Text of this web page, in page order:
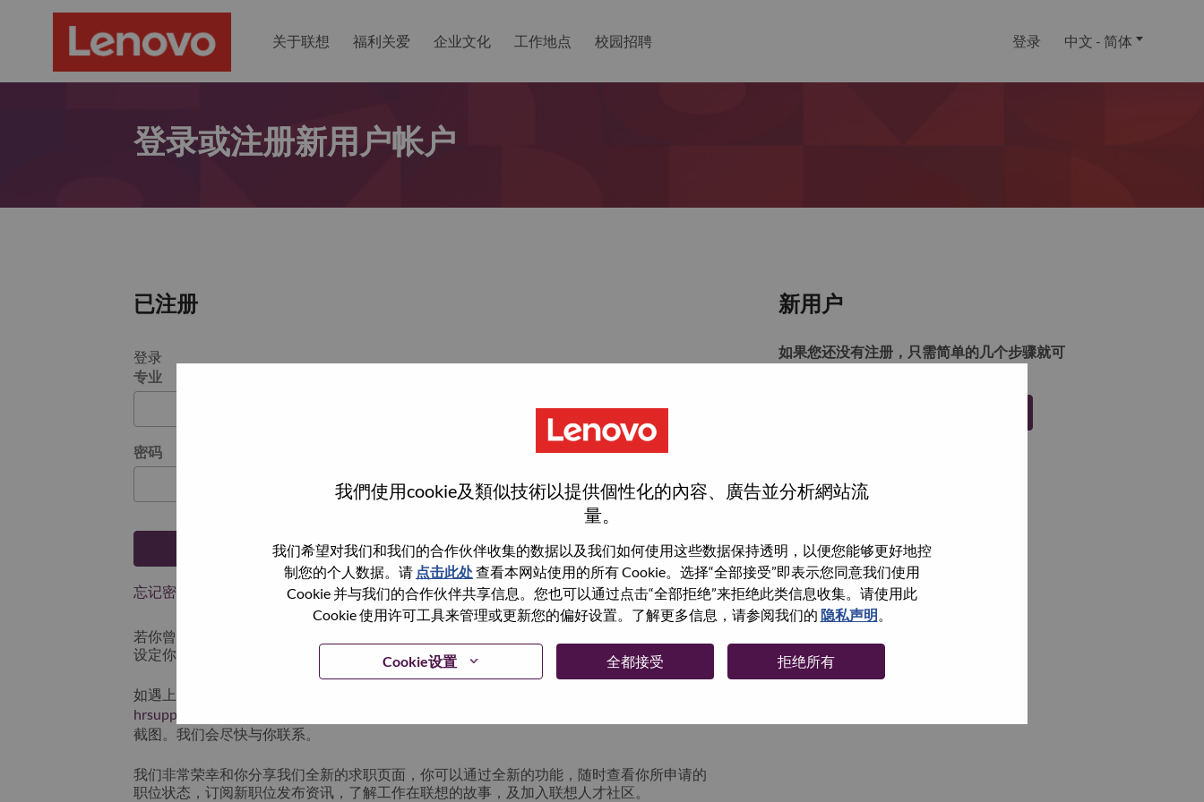
我們使用cookie及類似技術以提供個性化的內容、廣告並分析網站流
量。
我们希望对我们和我们的合作伙伴收集的数据以及我们如何使用这些数据保持透明，以便您能够更好地控
制您的个人数据。请 点击此处查看本网站使用的所有 Cookie。选择“全部接受”即表示您同意我们使用
Cookie 并与我们的合作伙伴共享信息。您也可以通过点击“全部拒绝”来拒绝此类信息收集。请使用此
Cookie 使用许可工具来管理或更新您的偏好设置。了解更多信息，请参阅我们的 隐私声明。
Cookie设置 全都接受 拒绝所有
关于联想 福利关爱 企业文化 工作地点 校园招聘 登录 中文 - 简体
登录或注册新用户帐户
已注册
登录
专业
密码
登陆
忘记密码了？
若你曾近期申请过我们的职位，你的电子邮箱将留存于系统中；你可以选择“忘记密码”重新
设定你的登入资料。
如遇上登录问题或无法注册为新用户时，请联系我们的人力资源团队
hrsupport@lenovo.com
截图。我们会尽快与你联系。
我们非常荣幸和你分享我们全新的求职页面，你可以通过全新的功能，随时查看你所申请的
职位状态，订阅新职位发布资讯，了解工作在联想的故事，及加入联想人才社区。
新用户
如果您还没有注册，只需简单的几个步骤就可